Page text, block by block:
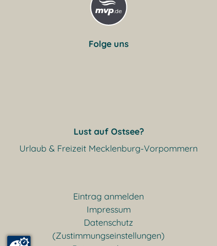
Folge uns
Lust auf Ostsee?
Urlaub & Freizeit Mecklenburg-Vorpommern
Eintrag anmelden
Impressum
Datenschutz
(Zustimmungseinstellungen)